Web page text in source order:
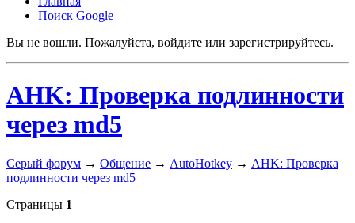
Поиск Google
Вы не вошли. Пожалуйста, войдите или зарегистрируйтесь.
AHK: Проверка подлинности
через md5
Серый форум → Общение → AutoHotkey → AHK: Проверка
подлинности через md5
Страницы 1